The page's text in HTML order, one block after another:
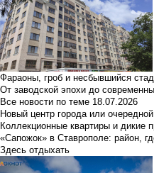
Фараоны, гроб и несбывшийся
От заводской эпохи до
Все новости по теме 18.07.2026
Новый центр города или
Коллекционные квартиры и дикие
«Сапожок» в Ставрополе: район,
Здесь отдыхать